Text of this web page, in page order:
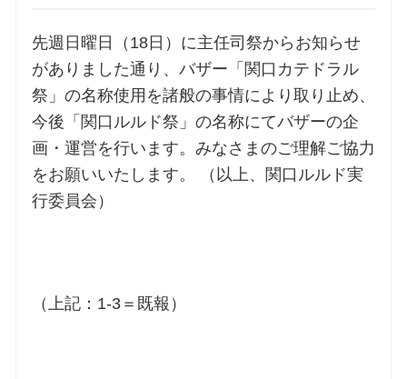
先週日曜日（18日）に主任司祭からお知らせ
がありました通り、バザー「関口カテドラル
祭」の名称使用を諸般の事情により取り止め、
今後「関口ルルド祭」の名称にてバザーの企
画・運営を行います。みなさまのご理解ご協力
をお願いいたします。 （以上、関口ルルド実
行委員会）
（上記：1-3＝既報）